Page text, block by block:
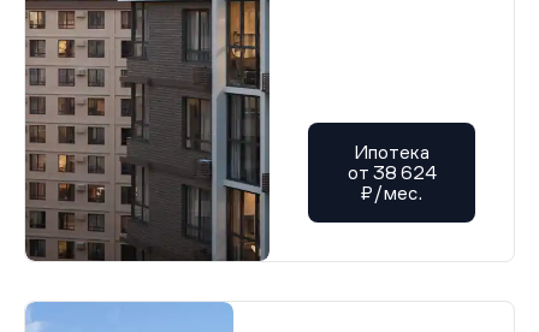
Ипотека
от 38 624
₽/мес.